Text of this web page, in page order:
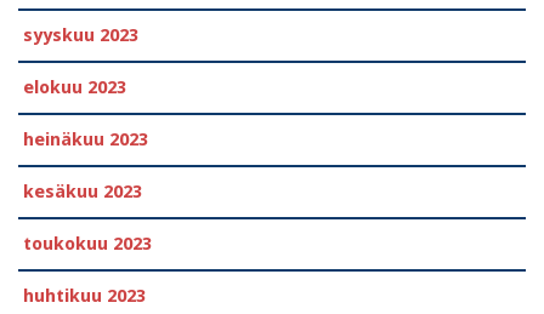
syyskuu 2023
elokuu 2023
heinäkuu 2023
kesäkuu 2023
toukokuu 2023
huhtikuu 2023